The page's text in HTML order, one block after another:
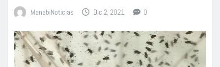
ManabiNoticias Dic 2, 2021 0